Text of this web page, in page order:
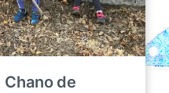
de